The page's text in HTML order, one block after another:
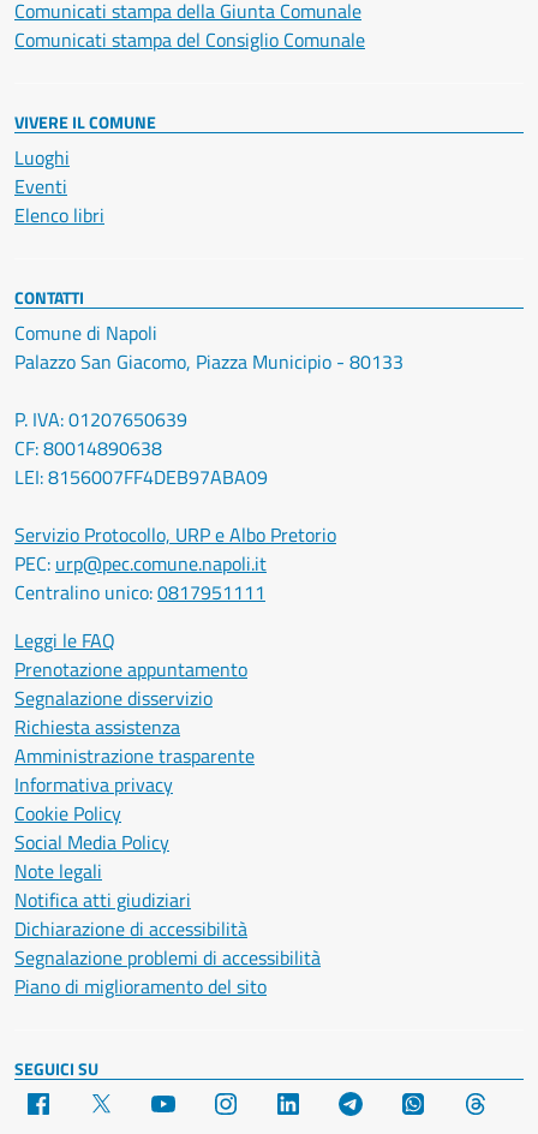
Comunicati stampa della Giunta Comunale
Comunicati stampa del Consiglio Comunale
VIVERE IL COMUNE
Luoghi
Eventi
Elenco libri
CONTATTI
Comune di Napoli
Palazzo San Giacomo, Piazza Municipio - 80133
P. IVA: 01207650639
CF: 80014890638
LEI: 8156007FF4DEB97ABA09
Servizio Protocollo, URP e Albo Pretorio
PEC: urp@pec.comune.napoli.it
Centralino unico:0817951111
Leggi le FAQ
Prenotazione appuntamento
Segnalazione disservizio
Richiesta assistenza
Amministrazione trasparente
Informativa privacy
Cookie Policy
Social Media Policy
Note legali
Notifica atti giudiziari
Dichiarazione di accessibilità
Segnalazione problemi di accessibilità
Piano di miglioramento del sito
SEGUICI SU
Facebook YouTube Instagram LinkedIn Telegram WhatsApp